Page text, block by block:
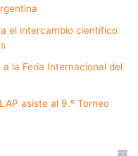
el intercambio científico
la Feria Internacional del
asiste al 9.º Torneo